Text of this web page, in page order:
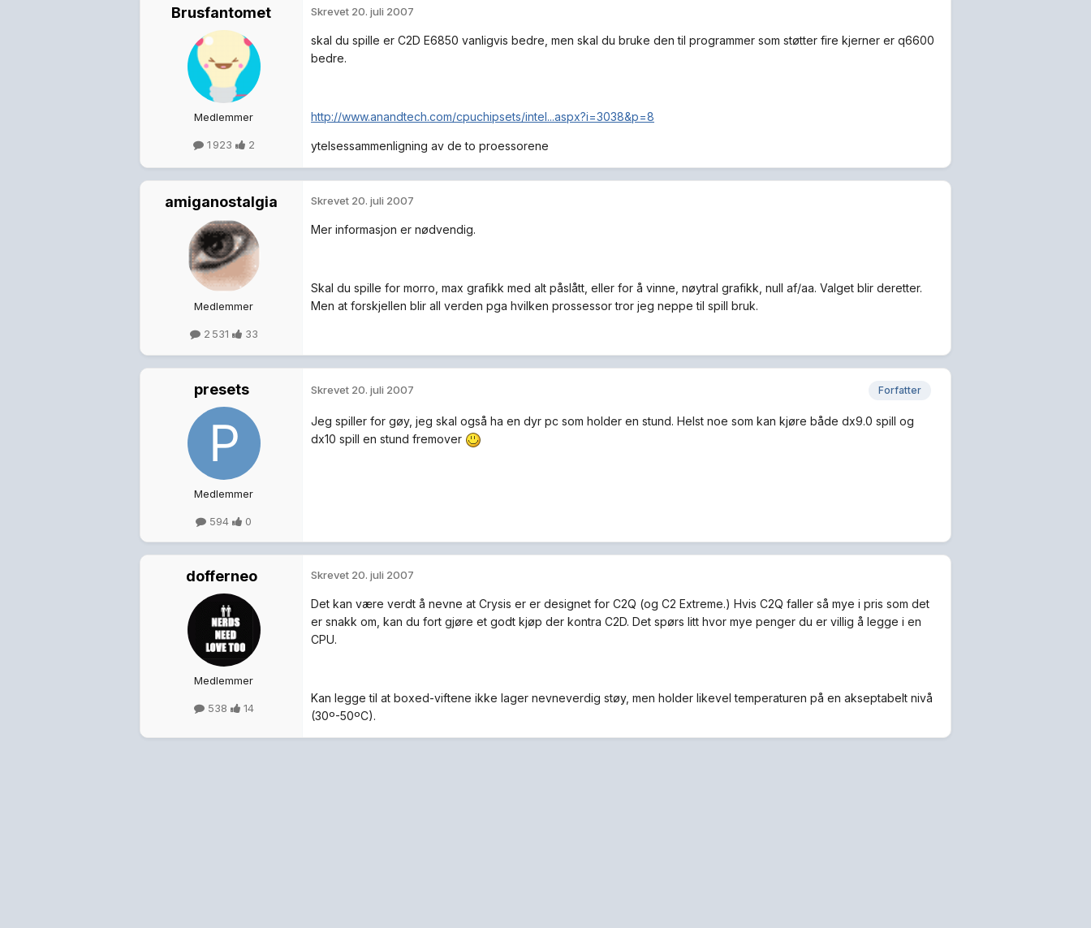
Brusfantomet
Medlemmer
1 923 2
Skrevet 20. juli 2007
skal du spille er C2D E6850 vanligvis bedre, men skal du bruke den til programmer som støtter fire kjerner er q6600
bedre.
http://www.anandtech.com/cpuchipsets/intel...aspx?i=3038&p=8
ytelsessammenligning av de to proessorene
amiganostalgia
Medlemmer
2 531 33
Skrevet 20. juli 2007
Mer informasjon er nødvendig.
Skal du spille for morro, max grafikk med alt påslått, eller for å vinne, nøytral grafikk, null af/aa. Valget blir deretter.
Men at forskjellen blir all verden pga hvilken prossessor tror jeg neppe til spill bruk.
presets
Medlemmer
594 0
Forfatter
Skrevet 20. juli 2007
Jeg spiller for gøy, jeg skal også ha en dyr pc som holder en stund. Helst noe som kan kjøre både dx9.0 spill og
dx10 spill en stund fremover
dofferneo
Medlemmer
538 14
Skrevet 20. juli 2007
Det kan være verdt å nevne at Crysis er er designet for C2Q (og C2 Extreme.) Hvis C2Q faller så mye i pris som det
er snakk om, kan du fort gjøre et godt kjøp der kontra C2D. Det spørs litt hvor mye penger du er villig å legge i en
CPU.
Kan legge til at boxed-viftene ikke lager nevneverdig støy, men holder likevel temperaturen på en akseptabelt nivå
(30º-50ºC).